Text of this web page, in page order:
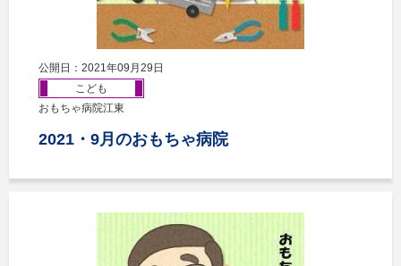
公開日：2021年09月29日
こども
おもちゃ病院江東
2021・9月のおもちゃ病院